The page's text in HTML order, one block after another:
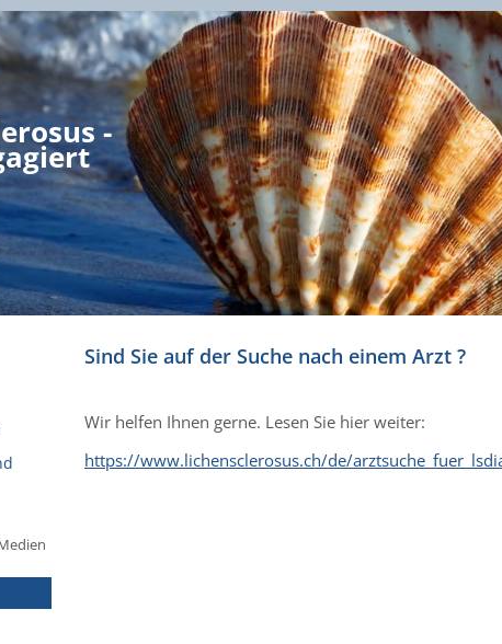
-
Sind Sie auf der Suche nach einem Arzt ?
Wir helfen Ihnen gerne. Lesen Sie hier weiter:
https://www.lichensclerosus.ch/de/